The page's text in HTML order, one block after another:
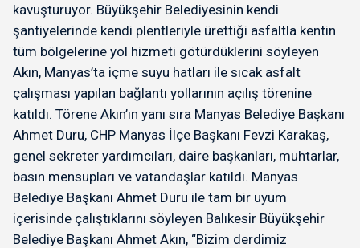
kavuşturuyor. Büyükşehir Belediyesinin kendi
şantiyelerinde kendi plentleriyle ürettiği asfaltla kentin
tüm bölgelerine yol hizmeti götürdüklerini söyleyen
Akın, Manyas’ta içme suyu hatları ile sıcak asfalt
çalışması yapılan bağlantı yollarının açılış törenine
katıldı. Törene Akın’ın yanı sıra Manyas Belediye Başkanı
Ahmet Duru, CHP Manyas İlçe Başkanı Fevzi Karakaş,
genel sekreter yardımcıları, daire başkanları, muhtarlar,
basın mensupları ve vatandaşlar katıldı. Manyas
Belediye Başkanı Ahmet Duru ile tam bir uyum
içerisinde çalıştıklarını söyleyen Balıkesir Büyükşehir
Belediye Başkanı Ahmet Akın, “Bizim derdimiz